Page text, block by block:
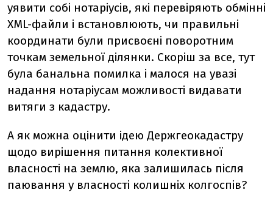
уявити собі нотаріусів, які перевіряють обмінні
XML-файли і встановлюють, чи правильні
координати були присвоєні поворотним
точкам земельної ділянки. Скоріш за все, тут
була банальна помилка і малося на увазі
надання нотаріусам можливості видавати
витяги з кадастру.
А як можна оцінити ідею Держгеокадастру
щодо вирішення питання колективної
власності на землю, яка залишилась після
паювання у власності колишніх колгоспів?